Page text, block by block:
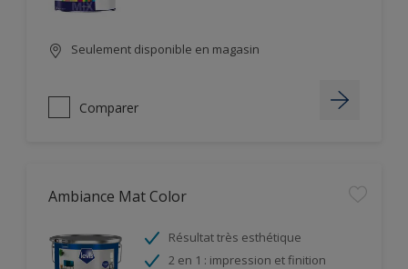
Seulement disponible en magasin
Comparer
Ambiance Mat Color
Résultat très esthétique
2 en 1 : impression et finition